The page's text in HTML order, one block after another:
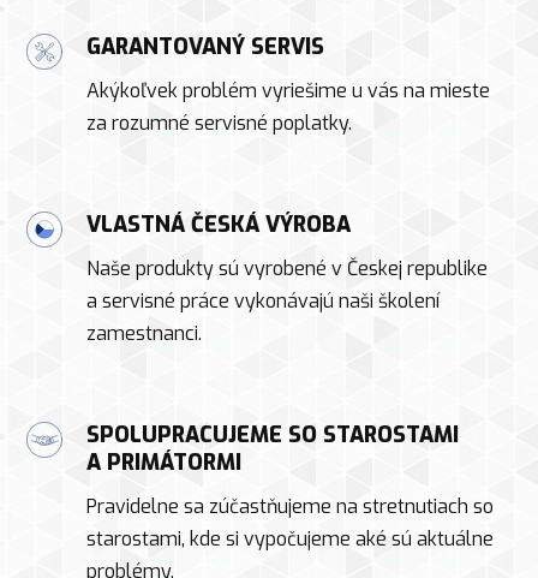
GARANTOVANÝ SERVIS
Akýkoľvek problém vyriešime u vás na mieste
za rozumné servisné poplatky.
VLASTNÁ ČESKÁ VÝROBA
Naše produkty sú vyrobené v Českej republike
a servisné práce vykonávajú naši školení
zamestnanci.
SPOLUPRACUJEME SO STAROSTAMI
A PRIMÁTORMI
Pravidelne sa zúčastňujeme na stretnutiach so
starostami, kde si vypočujeme aké sú aktuálne
problémy.